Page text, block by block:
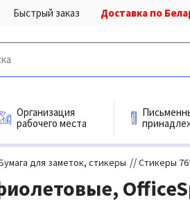
Быстрый заказ Доставка по
Организация
рабочего места
для заметок, стикеры //Стикеры